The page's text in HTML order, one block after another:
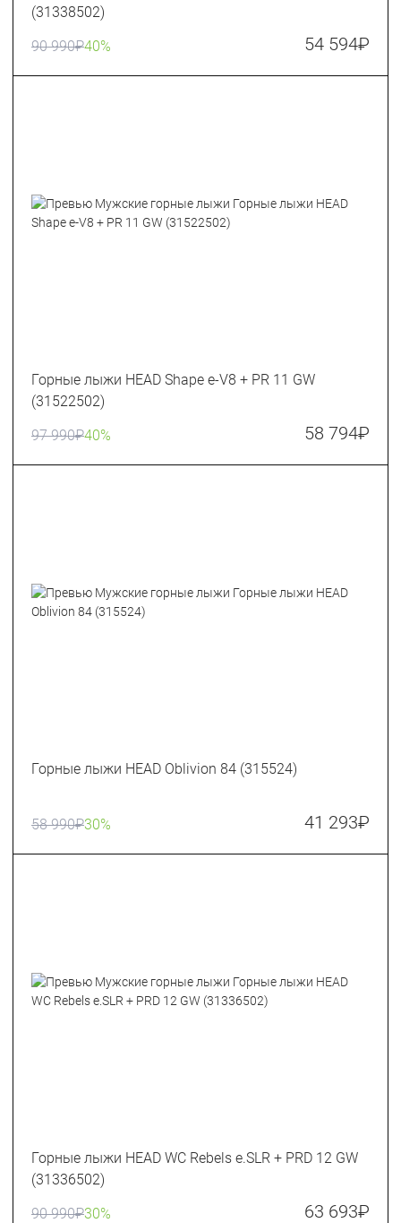
(31338502)
90 990₽40% 54 594₽
Горные лыжи HEAD Shape e-V8 + PR 11 GW
(31522502)
97 990₽40% 58 794₽
Горные лыжи HEAD Oblivion 84 (315524)
58 990₽30% 41 293₽
Горные лыжи HEAD WC Rebels e.SLR + PRD 12 GW
(31336502)
90 990₽30% 63 693₽